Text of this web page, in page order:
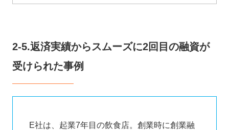
2-5.返済実績からスムーズに2回目の融資が
受けられた事例
E社は、起業7年目の飲食店。創業時に創業融